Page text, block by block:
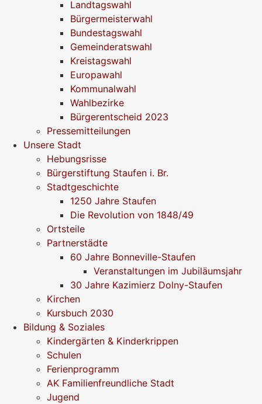
Landtagswahl
Bürgermeisterwahl
Bundestagswahl
Gemeinderatswahl
Kreistagswahl
Europawahl
Kommunalwahl
Wahlbezirke
Bürgerentscheid 2023
Pressemitteilungen
Unsere Stadt
Hebungsrisse
Bürgerstiftung Staufen i. Br.
Stadtgeschichte
1250 Jahre Staufen
Die Revolution von 1848/49
Ortsteile
Partnerstädte
60 Jahre Bonneville-Staufen
Veranstaltungen im Jubiläumsjahr
30 Jahre Kazimierz Dolny-Staufen
Kirchen
Kursbuch 2030
Bildung & Soziales
Kindergärten & Kinderkrippen
Schulen
Ferienprogramm
AK Familienfreundliche Stadt
Jugend